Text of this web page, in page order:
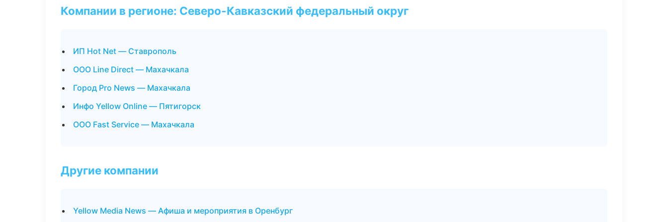
Компании в регионе: Северо-Кавказский федеральный округ
ИП Hot Net — Ставрополь
ООО Line Direct — Махачкала
Город Pro News — Махачкала
Инфо Yellow Online — Пятигорск
ООО Fast Service — Махачкала
Другие компании
Yellow Media News — Афиша и мероприятия в Оренбург